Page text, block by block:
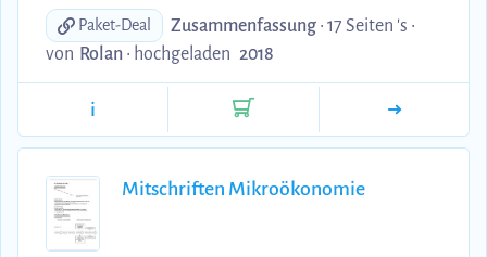
bevorstehende Klausur im Sommer mit folgenden
Schwerpunkten: 1. Grundlagen des E-Business und
E-Commerce 1.1 Begriff der Digitalen
Transformation = Digitaler Wandel 1.2 Digitaler
Transformationsprozess und dessen Teilnehmer
(Ziele und Zweck, Geschäftsformen 2.
Differenzierung von Geschäftsmodellen mittels 4C-
Ansatz 2.1 Content 2.2 Commerce (Online-Shopping,
Paket-Deal Zusammenfassung • 17 Seiten 's •
von Rolan • hochgeladen 2018
i
Mitschriften Mikroökonomie